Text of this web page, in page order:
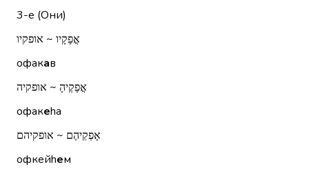
3-е (Они)
אֳפָקָיו ~ אופקיו
офакав
אֳפָקֶיהָ ~ אופקיה
офакеhа
אָפְקֵיהֶם ~ אופקיהם
офкейhем